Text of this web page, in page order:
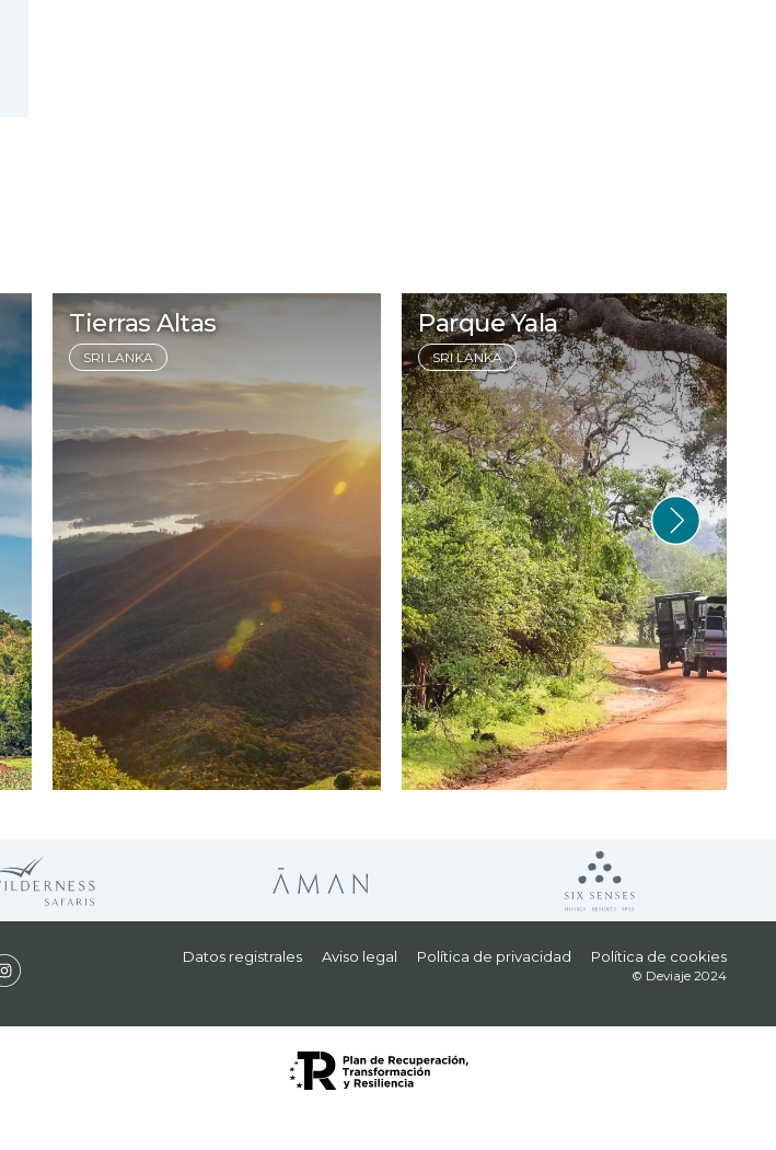
Tierras Altas
SRI LANKA
Parque Yala
SRI LANKA
Datos registrales Aviso legal Política de privacidad Política de cookies
© Deviaje 2024